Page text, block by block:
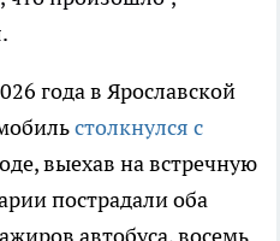
года в Ярославской
столкнулся с
выехав на встречную
пострадали оба